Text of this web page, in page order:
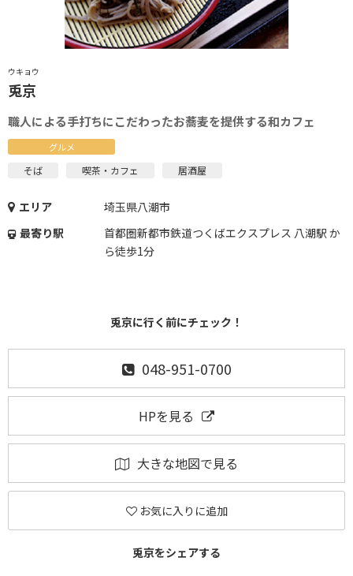
ウキョウ
兎京
職人による手打ちにこだわったお蕎麦を提供する和カフェ
グルメ
そば 喫茶・カフェ 居酒屋
エリア
埼玉県八潮市
最寄り駅
首都圏新都市鉄道つくばエクスプレス 八潮駅 か
ら徒歩1分
兎京に行く前にチェック！
048-951-0700
HPを見る
大きな地図で見る
お気に入りに追加
兎京をシェアする